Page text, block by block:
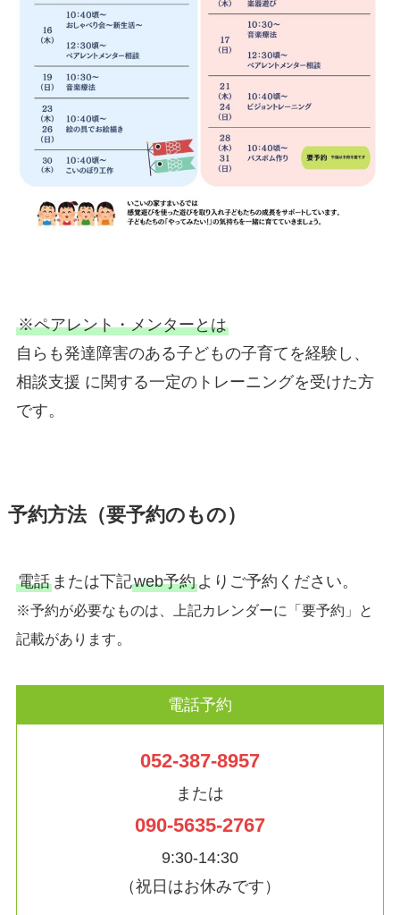
※ペアレント・メンターとは
自らも発達障害のある子どもの子育てを経験し、
相談支援 に関する一定のトレーニングを受けた方
です。
予約方法（要予約のもの）
電話または下記web予約よりご予約ください。
※予約が必要なものは、上記カレンダーに「要予約」と
記載があります。
電話予約
052-387-8957
または
090-5635-2767
9:30-14:30
（祝日はお休みです）